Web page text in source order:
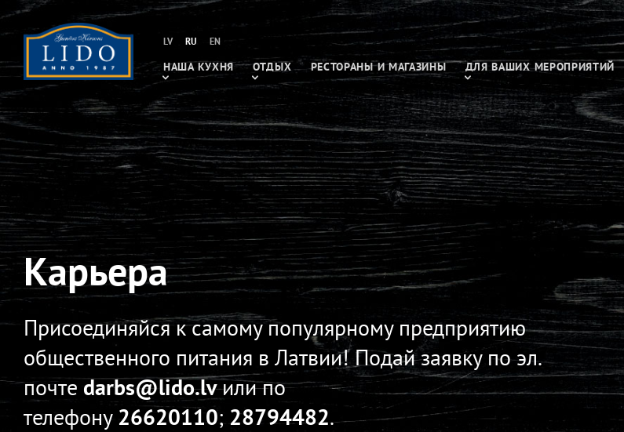
LV RU EN
НАША КУХНЯ ОТДЫХ РЕСТОРАНЫ И МАГАЗИНЫ ДЛЯ ВАШИХ МЕРОПРИЯТИЙ
Карьера
Присоединяйся к самому популярному предприятию
общественного питания в Латвии! Подай заявку по эл.
почте darbs@lido.lvили по
телефону 26620110; 28794482.